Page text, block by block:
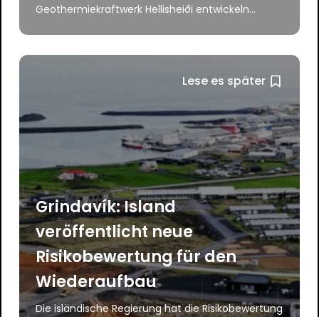
Geothermiekraftwerk Hellisheiði entwickeln...
Lese es später
Grindavík: Island
veröffentlicht neue
Risikobewertung für den
Wiederaufbau
Die isländische Regierung hat die Risikobewertung